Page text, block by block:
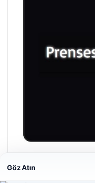
Prenses Night Club
Göz Atın